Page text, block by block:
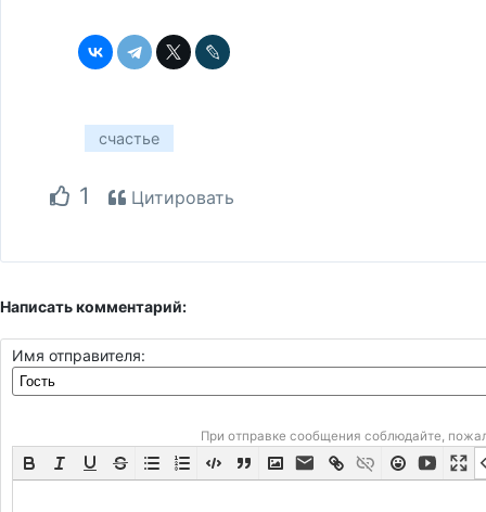
счастье
1 Цитировать
Написать комментарий:
Имя отправителя:
При отправке сообщения соблюдайте,